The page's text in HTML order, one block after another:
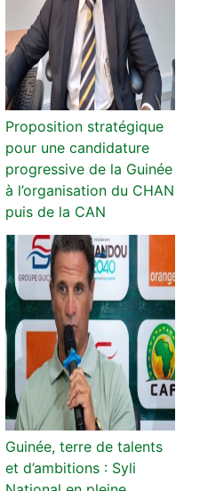
Proposition stratégique
pour une candidature
progressive de la Guinée
à l’organisation du CHAN
puis de la CAN
Guinée, terre de talents
et d’ambitions : Syli